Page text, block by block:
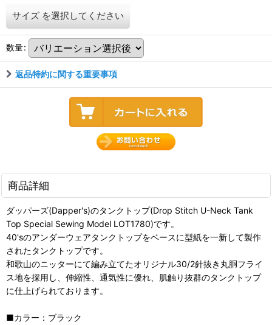
サイズ を選択してください
数量:
返品特約に関する重要事項
商品詳細
ダッパーズ(Dapper's)のタンクトップ(Drop Stitch U-Neck Tank
Top Special Sewing Model LOT1780)です。
40'sのアンダーウェアタンクトップをベースに型紙を一新して製作
されたタンクトップです。
和歌山のニッターにて編み立てたオリジナル30/2針抜き丸胴フライ
ス地を採用し、伸縮性、通気性に優れ、肌触り抜群のタンクトップ
に仕上げられております。
■カラー：ブラック